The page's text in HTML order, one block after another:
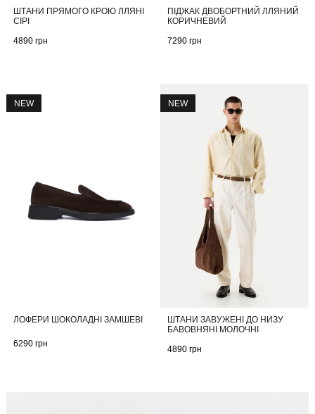
ШТАНИ ПРЯМОГО КРОЮ ЛЛЯНІ
СІРІ
4890 грн
ПІДЖАК ДВОБОРТНИЙ ЛЛЯНИЙ
КОРИЧНЕВИЙ
7290 грн
ЛОФЕРИ ШОКОЛАДНІ ЗАМШЕВІ
6290 грн
NEW
ШТАНИ ЗАВУЖЕНІ ДО НИЗУ
БАВОВНЯНІ МОЛОЧНІ
4890 грн
NEW